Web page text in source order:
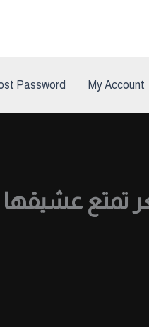
My Account
Password
تمتع عشيقها